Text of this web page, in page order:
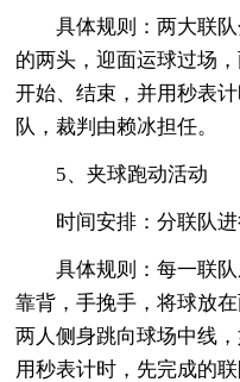
具体规则：两大联队
的两头，迎面运球过场
开始、结束，并用秒表
队，裁判由赖冰担任。
5、夹球跑动活动
时间安排：分联队进
具体规则：每一联队
靠背，手挽手，将球放
两人侧身跳向球场中线
用秒表计时，先完成的